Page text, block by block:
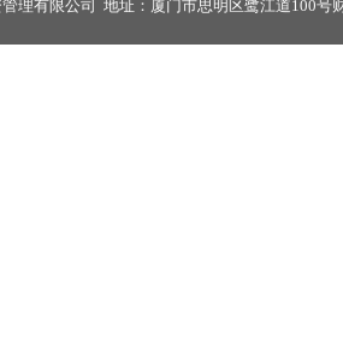
理有限公司 地址：厦门市思明区鹭江道100